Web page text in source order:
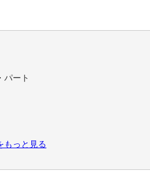
パート
もっと見る